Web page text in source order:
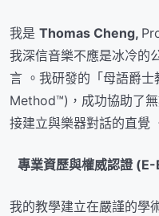
我是 Thomas Cheng,
我深信音樂不應是冰冷的
言 。我研發的「母語爵
Method™)，成功協助了
接建立與樂器對話的直覺
專業資歷與權威認證
我的教學建立在嚴謹的學